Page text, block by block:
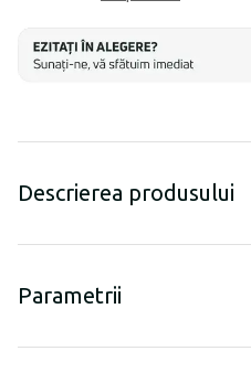
Descrierea produsului
Parametrii